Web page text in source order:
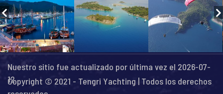
Nuestro sitio fue actualizado por última vez el 2026-07-
12
Copyright © 2021 - Tengri Yachting | Todos los derechos